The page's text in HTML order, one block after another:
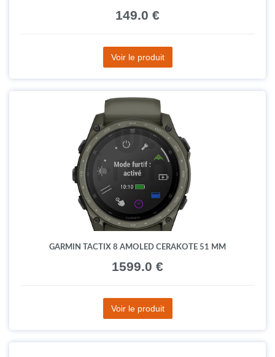
149.0 €
Voir le produit
GARMIN TACTIX 8 AMOLED CERAKOTE 51 MM
1599.0 €
Voir le produit